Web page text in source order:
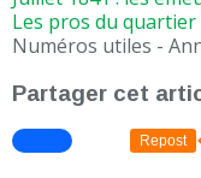
Les pros du
Numéros utiles -
Partager cet
Repost